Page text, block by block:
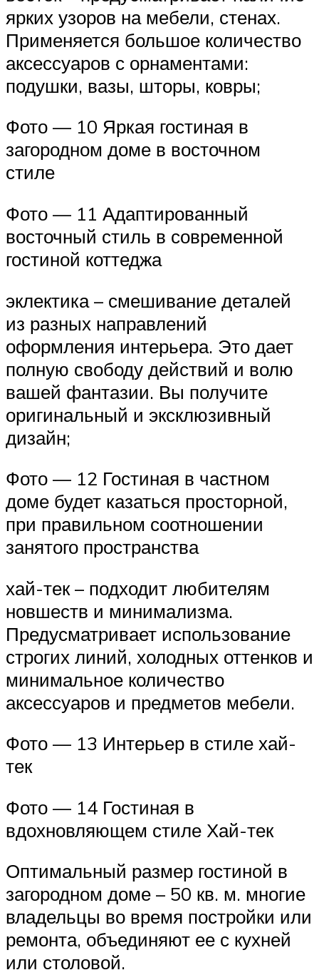
ярких узоров на мебели, стенах.
Применяется большое количество
аксессуаров с орнаментами:
подушки, вазы, шторы, ковры;
Фото — 10 Яркая гостиная в
загородном доме в восточном
стиле
Фото — 11 Адаптированный
восточный стиль в современной
гостиной коттеджа
эклектика – смешивание деталей
из разных направлений
оформления интерьера. Это дает
полную свободу действий и волю
вашей фантазии. Вы получите
оригинальный и эксклюзивный
дизайн;
Фото — 12 Гостиная в частном
доме будет казаться просторной,
при правильном соотношении
занятого пространства
хай-тек – подходит любителям
новшеств и минимализма.
Предусматривает использование
строгих линий, холодных оттенков и
минимальное количество
аксессуаров и предметов мебели.
Фото — 13 Интерьер в стиле хай-
тек
Фото — 14 Гостиная в
вдохновляющем стиле Хай-тек
Оптимальный размер гостиной в
загородном доме – 50 кв. м. многие
владельцы во время постройки или
ремонта, объединяют ее с кухней
или столовой.